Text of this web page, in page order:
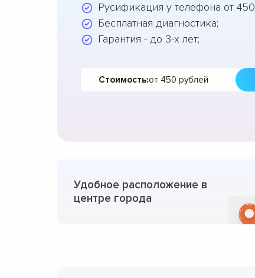
Русификация у телефона от
Бесплатная диагностика;
Гарантия - до 3-х лет;
Стоимость:от 450 рублей
Удобное расположение в
центре города